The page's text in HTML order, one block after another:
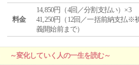
料金
14,850円（4回／分割支払い）×3
41,250円（12回／一括前納支払※
義開始前まで）
～変化していく人の一生を読む～